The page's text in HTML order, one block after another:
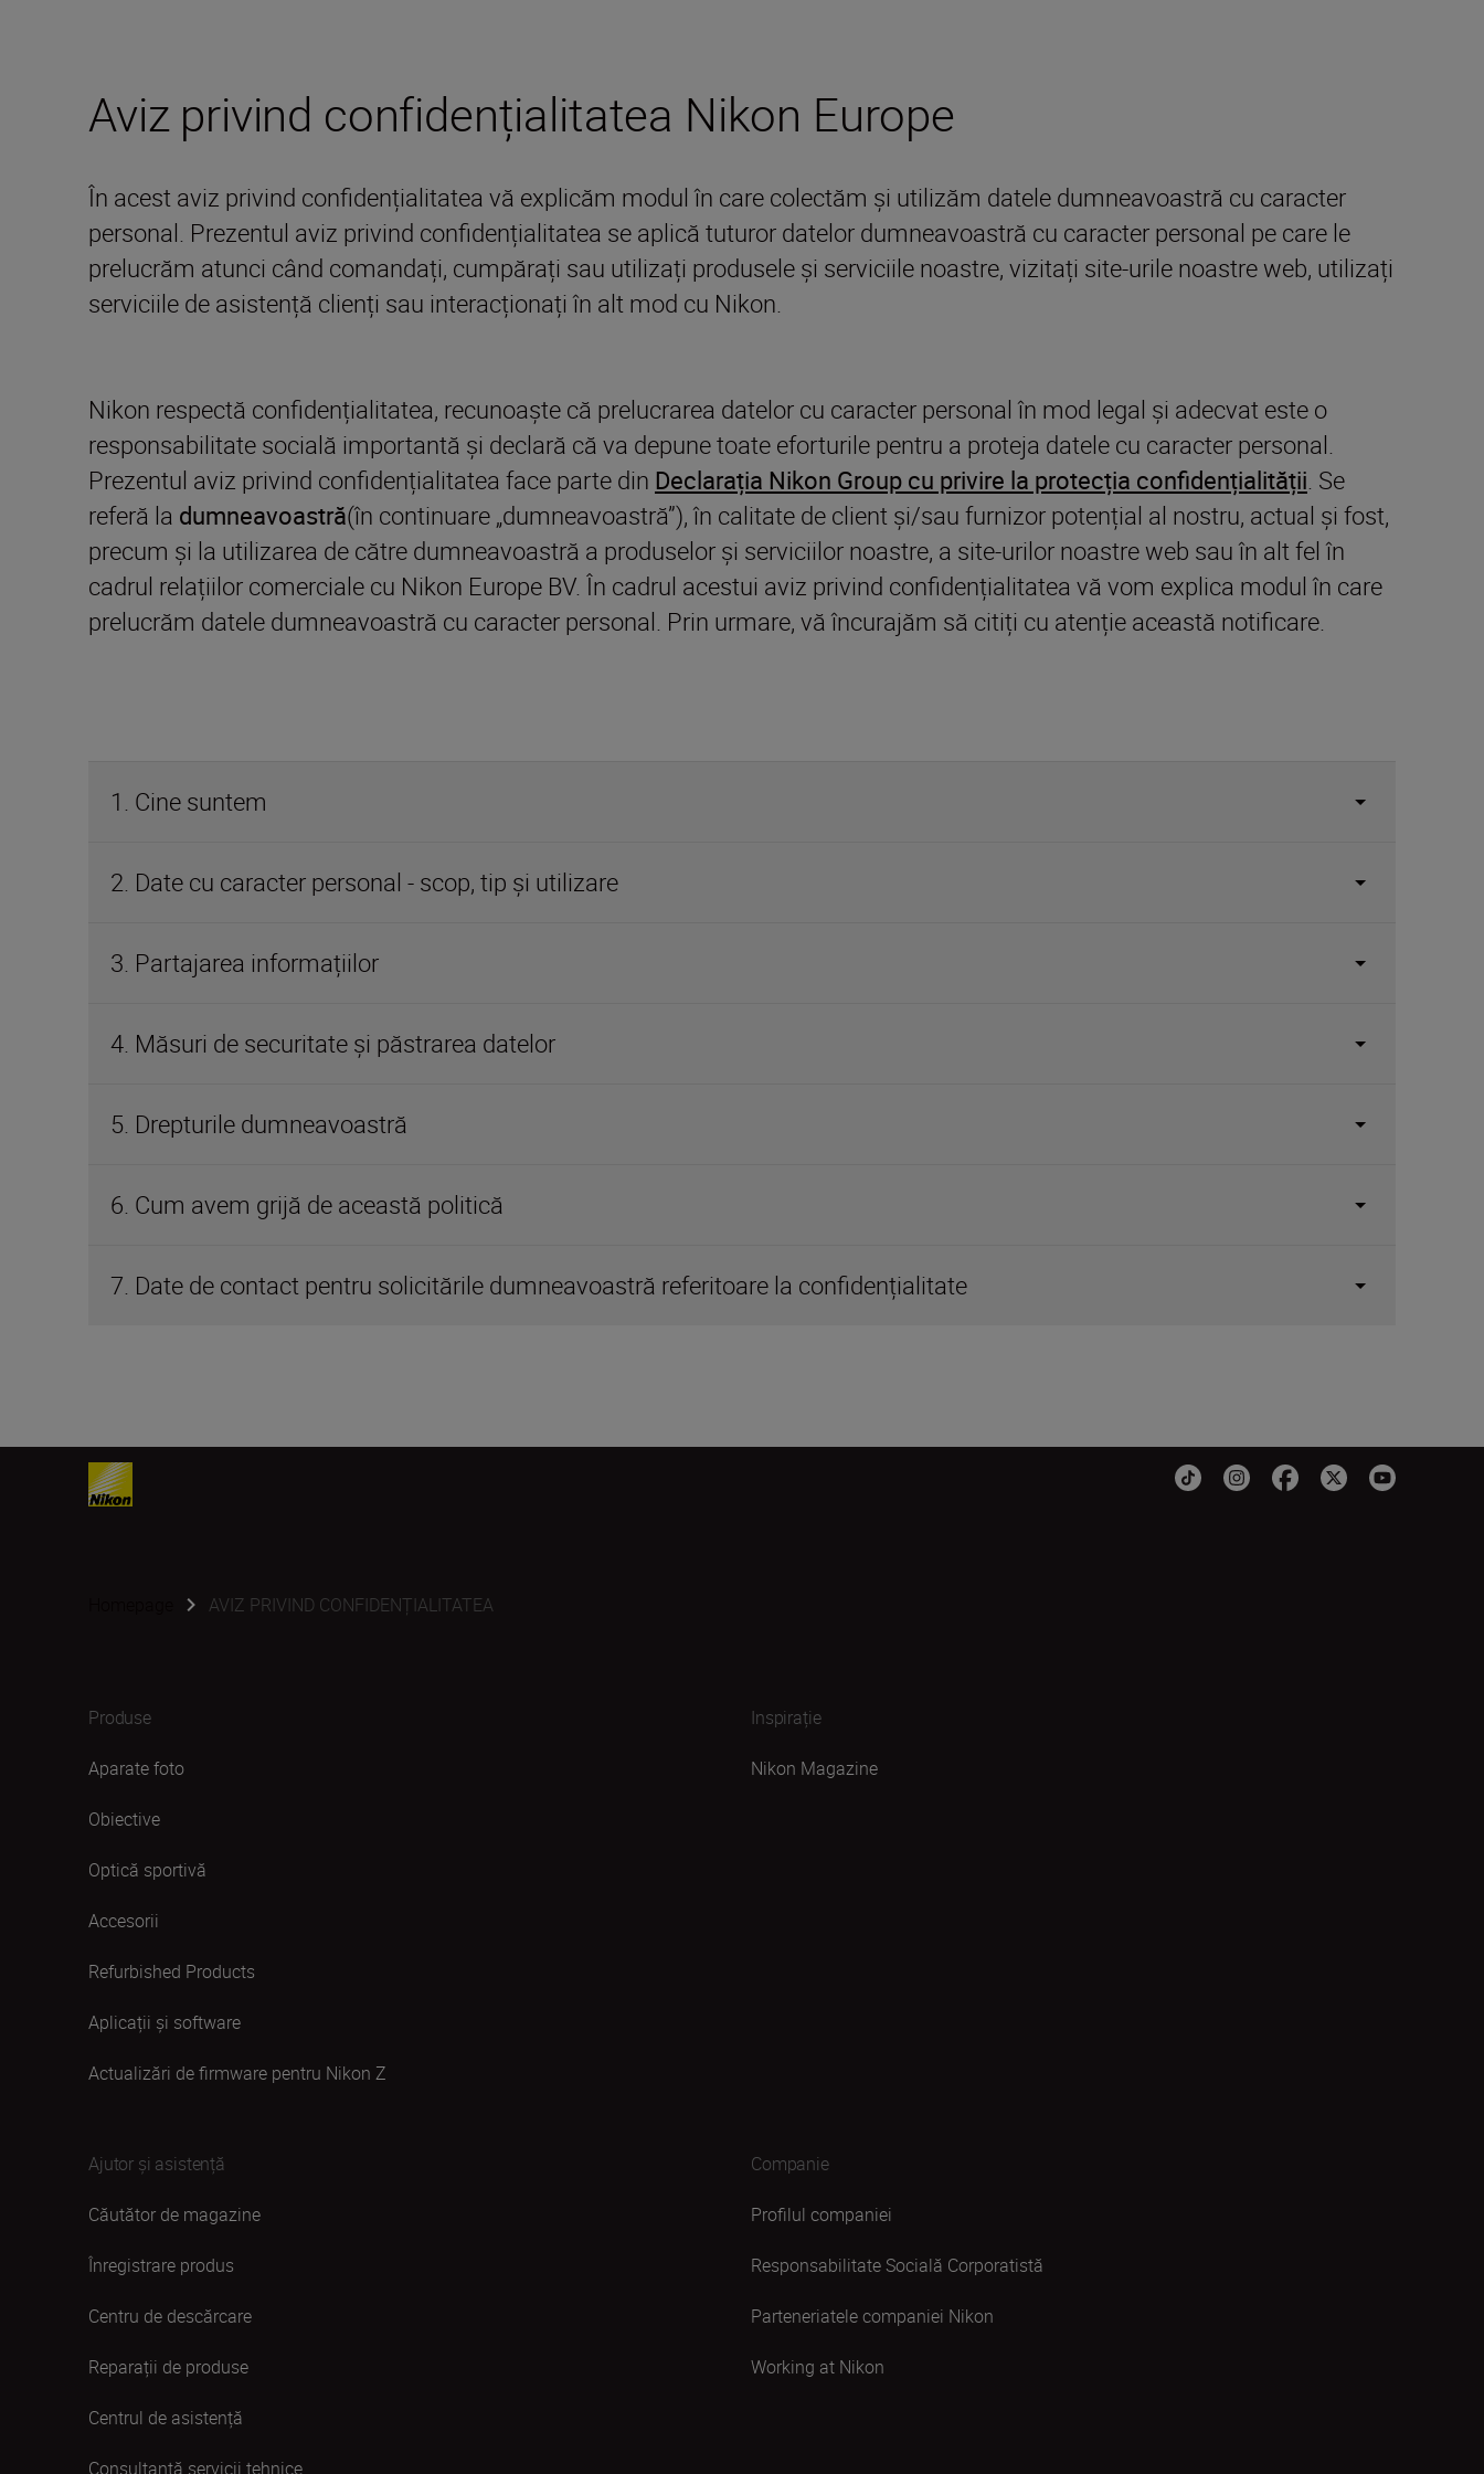
Aviz privind confidențialitatea Nikon Europe
În acest aviz privind confidențialitatea vă explicăm modul în care colectăm și utilizăm datele dumneavoastră cu caracter
personal. Prezentul aviz privind confidențialitatea se aplică tuturor datelor dumneavoastră cu caracter personal pe care le
prelucrăm atunci când comandați, cumpărați sau utilizați produsele și serviciile noastre, vizitați site-urile noastre web, utilizați
serviciile de asistență clienți sau interacționați în alt mod cu Nikon.
Nikon respectă confidențialitatea, recunoaște că prelucrarea datelor cu caracter personal în mod legal și adecvat este o
responsabilitate socială importantă și declară că va depune toate eforturile pentru a proteja datele cu caracter personal.
Prezentul aviz privind confidențialitatea face parte din Declarația Nikon Group cu privire la protecția confidențialității. Se
referă la dumneavoastră(în continuare „dumneavoastră”), în calitate de client și/sau furnizor potențial al nostru, actual și fost,
precum și la utilizarea de către dumneavoastră a produselor și serviciilor noastre, a site-urilor noastre web sau în alt fel în
cadrul relațiilor comerciale cu Nikon Europe BV. În cadrul acestui aviz privind confidențialitatea vă vom explica modul în care
prelucrăm datele dumneavoastră cu caracter personal. Prin urmare, vă încurajăm să citiți cu atenție această notificare.
1. Cine suntem
2. Date cu caracter personal - scop, tip și utilizare
3. Partajarea informațiilor
4. Măsuri de securitate și păstrarea datelor
5. Drepturile dumneavoastră
6. Cum avem grijă de această politică
7. Date de contact pentru solicitările dumneavoastră referitoare la confidențialitate
AVIZ PRIVIND CONFIDENȚIALITATEA
Produse
Aparate foto
Obiective
Optică sportivă
Accesorii
Refurbished Products
Aplicații și software
Actualizări de firmware pentru Nikon Z
Inspirație
Nikon Magazine
Ajutor și asistență
Căutător de magazine
Înregistrare produs
Centru de descărcare
Reparații de produse
Centrul de asistență
Consultanță servicii tehnice
Companie
Profilul companiei
Responsabilitate Socială Corporatistă
Parteneriatele companiei Nikon
Working at Nikon